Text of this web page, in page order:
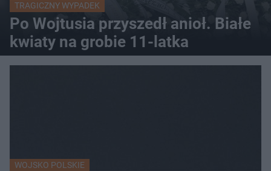
TRAGICZNY WYPADEK
Po Wojtusia przyszedł anioł. Białe
kwiaty na grobie 11-latka
WOJSKO POLSKIE